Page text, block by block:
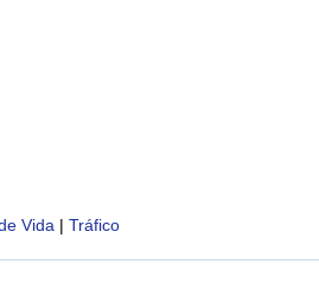
Vida | Tráfico